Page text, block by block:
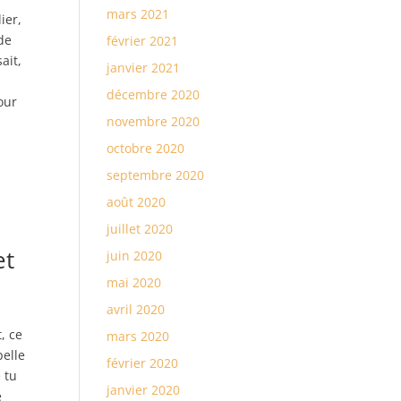
ce
tu
mars 2021
février 2021
janvier 2021
décembre 2020
novembre 2020
octobre 2020
septembre 2020
août 2020
juillet 2020
juin 2020
mai 2020
avril 2020
mars 2020
février 2020
janvier 2020